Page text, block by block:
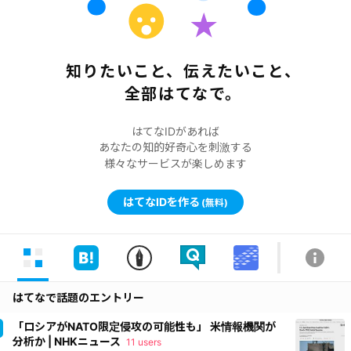
知りたいこと、伝えたいこと、
全部はてなで。
はてなIDがあれば
あなたの知的好奇心を刺激する
様々なサービスが楽しめます
はてなIDを作る (無料)
はてなで話題のエントリー
「ロシアがNATO限定侵攻の可能性も」 米情報機関が
分析か | NHKニュース 11 users